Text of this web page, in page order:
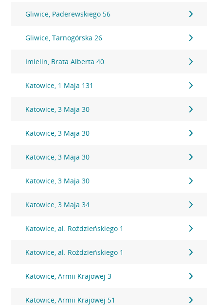
Gliwice, Paderewskiego 56
Gliwice, Tarnogórska 26
Imielin, Brata Alberta 40
Katowice, 1 Maja 131
Katowice, 3 Maja 30
Katowice, 3 Maja 30
Katowice, 3 Maja 30
Katowice, 3 Maja 30
Katowice, 3 Maja 34
Katowice, al. Roździeńskiego 1
Katowice, al. Roździeńskiego 1
Katowice, Armii Krajowej 3
Katowice, Armii Krajowej 51